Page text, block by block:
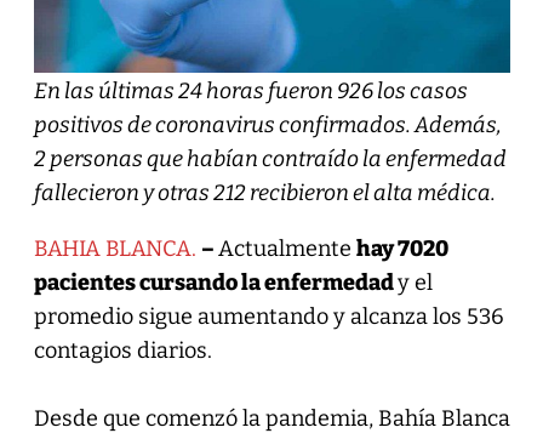
En las últimas 24 horas fueron 926 los casos
positivos de coronavirus confirmados. Además,
2 personas que habían contraído la enfermedad
fallecieron y otras 212 recibieron el alta médica.
BAHIA BLANCA. –Actualmente hay 7020
pacientes cursando la enfermedady el
promedio sigue aumentando y alcanza los 536
contagios diarios.
Desde que comenzó la pandemia, Bahía Blanca